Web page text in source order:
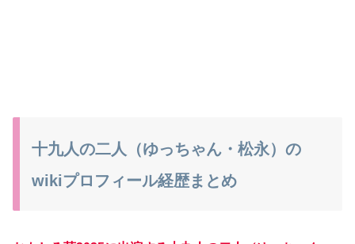
十九人の二人（ゆっちゃん・松永）の
wikiプロフィール経歴まとめ